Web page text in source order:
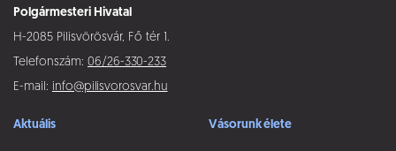
Polgármesteri Hivatal
H-2085 Pilisvörösvár, Fő tér 1.
Telefonszám: 06/26-330-233
E-mail: info@pilisvorosvar.hu
Aktuális Vásorunk élete